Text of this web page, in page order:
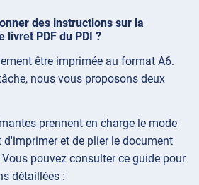
des instructions sur la
PDF du PDI ?
être imprimée au format A6.
nous vous proposons deux
prennent en charge le mode
d'imprimer et de plier le document
pouvez consulter ce guide pour
détaillées :